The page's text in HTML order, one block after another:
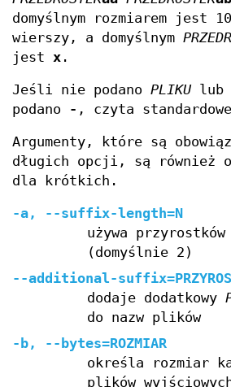
domyślnym rozmiarem jest
wierszy, a domyślnym
jest x .
Jeśli nie podano PLIKUlub
podano
- , czyta
Argumenty, które są
długich opcji, są również
dla krótkich.
-a, --suffix-length=N
używa
(domyślnie 2)
--additional-
dodaje dodatkowy
do nazw plików
-b, --bytes=ROZMIAR
określa rozmiar
plików